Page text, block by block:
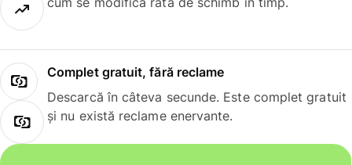
Complet gratuit, fără reclame
Descarcă în câteva secunde. Este complet gratuit
și nu există reclame enervante.